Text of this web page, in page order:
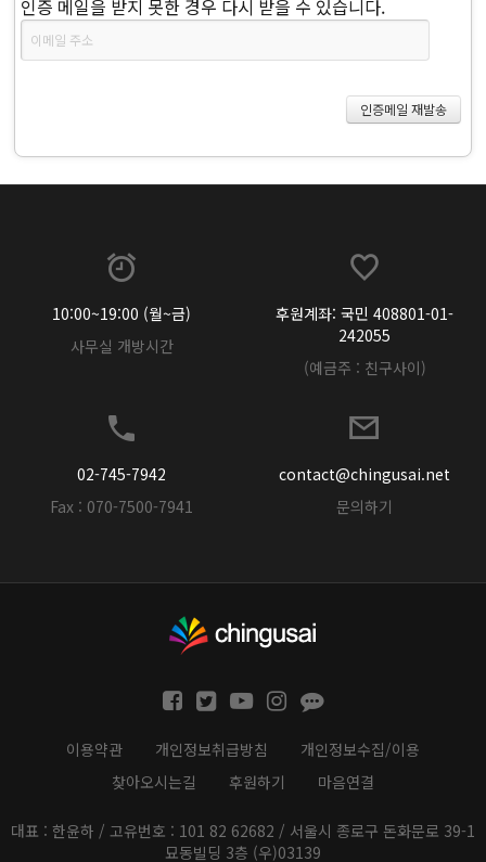
인증 메일을 받지 못한 경우 다시 받을 수 있습니다.
10:00~19:00 (월~금)
사무실 개방시간
후원계좌: 국민 408801-01-
242055
(예금주 : 친구사이)
02-745-7942
Fax : 070-7500-7941
contact@chingusai.net
문의하기
이용약관 개인정보취급방침
개인정보수집/이용
찾아오시는길
후원하기 마음연결
대표 : 한윤하 / 고유번호 : 101 82 62682 / 서울시 종로구 돈화문로 39-1
묘동빌딩 3층 (우)03139